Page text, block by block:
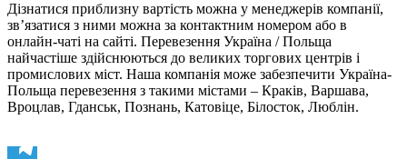
Дізнатися приблизну вартість можна у менеджерів компанії,
зв’язатися з ними можна за контактним номером або в
онлайн-чаті на сайті. Перевезення Україна / Польща
найчастіше здійснюються до великих торгових центрів і
промислових міст. Наша компанія може забезпечити Україна-
Польща перевезення з такими містами – Краків, Варшава,
Вроцлав, Гданськ, Познань, Катовіце, Білосток, Люблін.